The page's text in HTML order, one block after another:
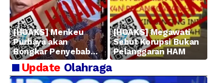
[HOAKS] Menkeu
Purbaya akan
Bongkar Penyebab
Kerugian BUMN
[HOAKS] Megawati
Sebut Korupsi Bukan
Pelanggaran HAM
Update Olahraga